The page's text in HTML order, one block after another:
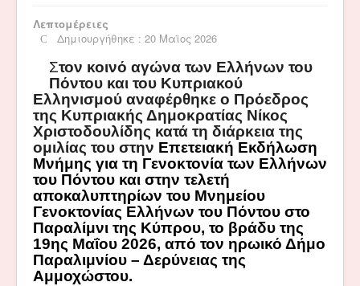
Λεπτομέρειες
Δημιουργήθηκε : 20 Μαϊος 2026
Στον κοινό αγώνα των Ελλήνων του
Πόντου και του Κυπριακού
Ελληνισμού αναφέρθηκε ο Πρόεδρος
της Κυπριακής Δημοκρατίας Νίκος
Χριστοδουλίδης κατά τη διάρκεια της
ομιλίας του στην Επετειακή Εκδήλωση
Μνήμης για τη Γενοκτονία των Ελλήνων
του Πόντου και στην τελετή
αποκαλυπτηρίων του Μνημείου
Γενοκτονίας Ελλήνων του Πόντου στο
Παραλίμνι της Κύπρου, το βράδυ της
19ης Μαΐου 2026, από τον ηρωικό Δήμο
Παραλιμνίου – Δερύνειας της
Αμμοχώστου.